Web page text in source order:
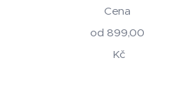
Cena
od 899,00
Kč